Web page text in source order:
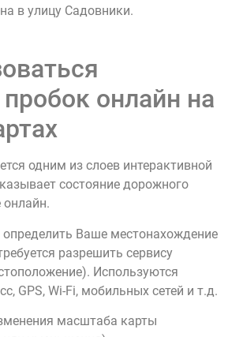
в улицу Садовники.
онлайн на
одним из слоев интерактивной
состояние дорожного
определить Ваше местонахождение
разрешить сервису
Используются
GPS, Wi-Fi, мобильных сетей и т.д.
масштаба карты